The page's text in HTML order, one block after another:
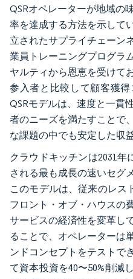
QSRオペレーターが地域の
率を達成する方法を示して
立されたサプライチェーン
業員トレーニングプログラ
ヤルティから恩恵を受けて
参入者と比較して顧客獲得
QSRモデルは、速度と一貫
者のニーズを満たすことで
な課題の中でも安定した収
クラウドキッチンは2031年
される最も成長の速いセグ
このモデルは、従来のレス
フロント・オブ・ハウスの
サービスの経済性を変革し
ることで、オペレーターは
ンドコンセプトをテストで
て資本投資を40〜50%削減